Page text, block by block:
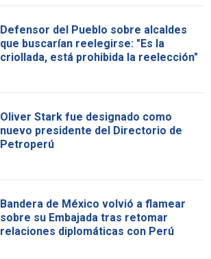
Defensor del Pueblo sobre alcaldes
que buscarían reelegirse: "Es la
criollada, está prohibida la reelección"
Oliver Stark fue designado como
nuevo presidente del Directorio de
Petroperú
Bandera de México volvió a flamear
sobre su Embajada tras retomar
relaciones diplomáticas con Perú